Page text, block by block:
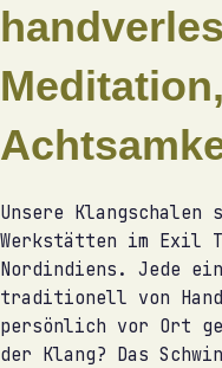
Unsere Klangschalen
Werkstätten im Exil
Nordindiens. Jede
traditionell von
persönlich vor Ort
der Klang? Das